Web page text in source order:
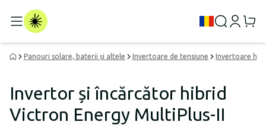
Panouri solare, baterii și altele Invertoare de tensiune Invertoare
Invertor și încărcător hibrid
Victron Energy MultiPlus-II